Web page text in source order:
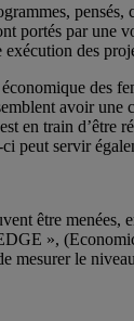
portés par une
des
des
avoir une
en train d’être
peut servir
être
»,
mesurer le